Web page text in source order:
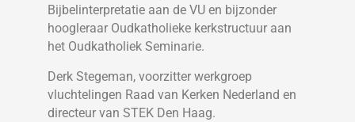
Bijbelinterpretatie aan de VU en bijzonder
hoogleraar Oudkatholieke kerkstructuur aan
het Oudkatholiek Seminarie.
Derk Stegeman, voorzitter werkgroep
vluchtelingen Raad van Kerken Nederland en
directeur van STEK Den Haag.